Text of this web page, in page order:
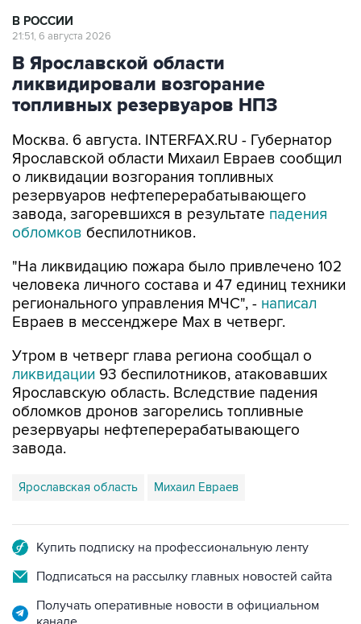
В РОССИИ
21:51, 6 августа 2026
В Ярославской области
ликвидировали возгорание
топливных резервуаров НПЗ
Москва. 6 августа. INTERFAX.RU - Губернатор
Ярославской области Михаил Евраев сообщил
о ликвидации возгорания топливных
резервуаров нефтеперерабатывающего
завода, загоревшихся в результате падения
обломков беспилотников.
"На ликвидацию пожара было привлечено 102
человека личного состава и 47 единиц техники
регионального управления МЧС", - написал
Евраев в мессенджере Мах в четверг.
Утром в четверг глава региона сообщал о
ликвидации 93 беспилотников, атаковавших
Ярославскую область. Вследствие падения
обломков дронов загорелись топливные
резервуары нефтеперерабатывающего
завода.
Ярославская область Михаил Евраев
Купить подписку на профессиональную ленту
Подписаться на рассылку главных новостей сайта
Получать оперативные новости в официальном